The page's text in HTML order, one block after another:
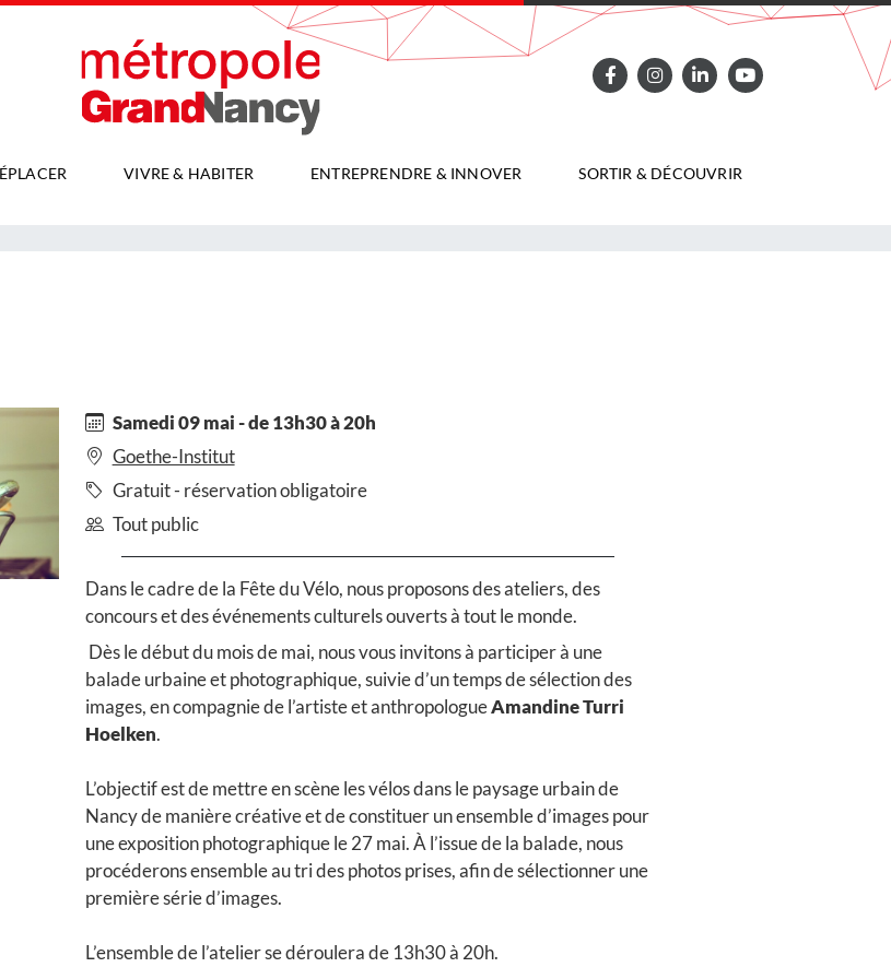
VIVRE & HABITER ENTREPRENDRE & INNOVER SORTIR & DÉCOUVRIR
Samedi 09 mai - de 13h30 à 20h
Goethe-Institut
Gratuit - réservation obligatoire
Tout public
Dans le cadre de la Fête du Vélo, nous proposons des ateliers, des
concours et des événements culturels ouverts à tout le monde.
Dès le début du mois de mai, nous vous invitons à participer à une
balade urbaine et photographique, suivie d’un temps de sélection des
images, en compagnie de l’artiste et anthropologueAmandine Turri
Hoelken.
L’objectif est de mettre en scène les vélos dans le paysage urbain de
Nancy de manière créative et de constituer un ensemble d’images pour
une exposition photographique le 27 mai. À l’issue de la balade, nous
procéderons ensemble au tri des photos prises, afin de sélectionner une
première série d’images.
L’ensemble de l’atelier se déroulera de 13h30 à 20h.